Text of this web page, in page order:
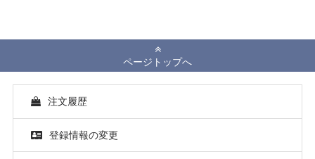
ページトップへ
注文履歴
登録情報の変更